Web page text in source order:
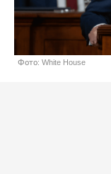
Фото: White House